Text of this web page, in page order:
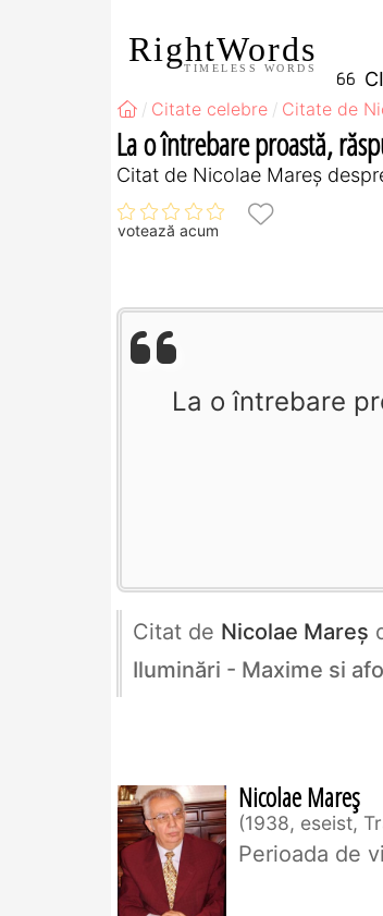
RightWords
TIMELESS WORDS
Citate celebre Citate de
La o întrebare proastă,
Citat de Nicolae Mareș
votează acum
La o întrebare
Citat de Nicolae Mareș
Iluminări - Maxime si
Nicolae Mareș
1938, eseist,
Perioada de